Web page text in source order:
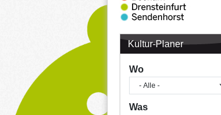
Kultur-Planer
Wo
Was